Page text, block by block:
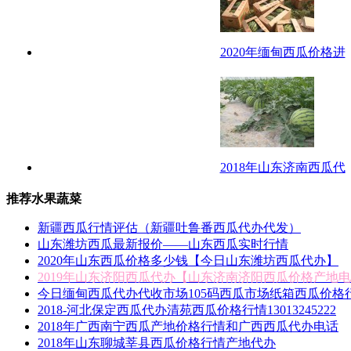
2020年缅甸西瓜价格进
2018年山东济南西瓜代
推荐水果蔬菜
新疆西瓜行情评估（新疆吐鲁番西瓜代办代发）
山东潍坊西瓜最新报价——山东西瓜实时行情
2020年山东西瓜价格多少钱【今日山东潍坊西瓜代办】
2019年山东济阳西瓜代办【山东济南济阳西瓜价格产地电
今日缅甸西瓜代办代收市场105码西瓜市场纸箱西瓜价格
2018-河北保定西瓜代办清苑西瓜价格行情13013245222
2018年广西南宁西瓜产地价格行情和广西西瓜代办电话
2018年山东聊城莘县西瓜价格行情产地代办